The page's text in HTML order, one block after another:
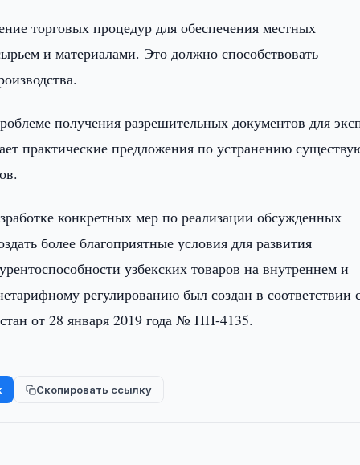
торговых процедур для обеспечения местных
и материалами. Это должно способствовать
получения разрешительных документов для
практические предложения по устранению
конкретных мер по реализации обсужденных
более благоприятные условия для развития
узбекских товаров на внутреннем и
регулированию был создан в соответствии
от 28 января 2019 года № ПП-4135.
Скопировать ссылку